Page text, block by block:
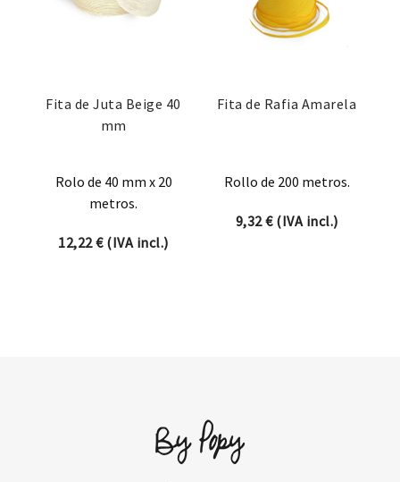
Fita de Juta Beige 40
mm
Rolo de 40 mm x 20
metros.
12,22€(IVA incl.)
Fita de Rafia Amarela
Rollo de 200 metros.
9,32€(IVA incl.)